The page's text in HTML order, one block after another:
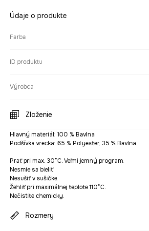
Údaje o produkte
Farba
ID produktu
Výrobca
Zloženie
Hlavný materiál: 100 % Bavlna
Podšívka vrecka: 65 % Polyester, 35 % Bavlna
Prať pri max. 30°C. Veľmi jemný program.
Nesmie sa bieliť.
Nesušiť v sušičke.
Žehliť pri maximálnej teplote 110°C.
Nečistite chemicky.
Rozmery